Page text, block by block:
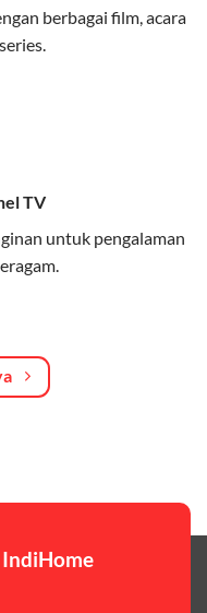
jaringan dan
GB dengan anggota
keluarga digabung
berkualitas tinggi
berbagai film, acara
TV
untuk pengalaman